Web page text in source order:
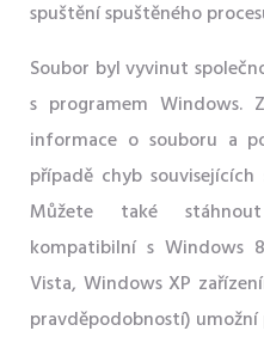
spuštění spuštěného
Soubor byl vyvinut
s ​​programem Windows.
informace o souboru a
případě chyb
Můžete také
kompatibilní s Windows
Vista, Windows XP
pravděpodobností)